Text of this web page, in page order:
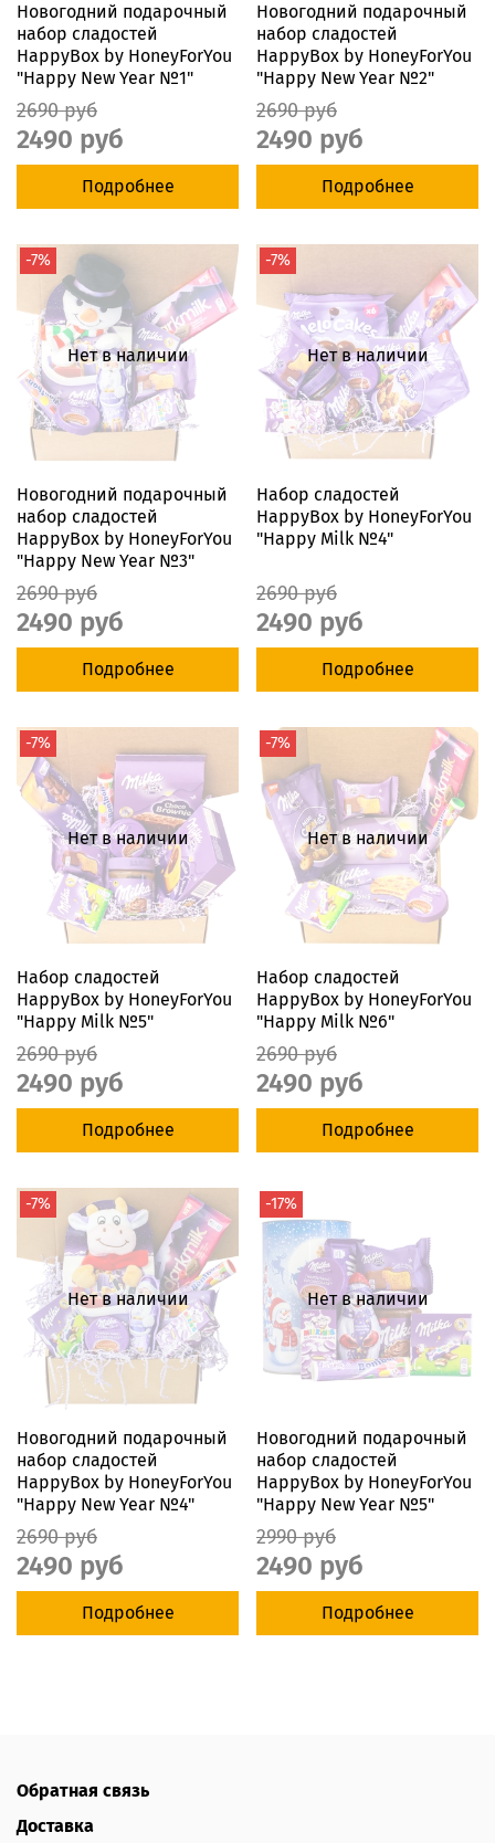
Новогодний подарочный
набор сладостей
HappyBox by HoneyForYou
"Happy New Year №1"
2690 руб
2490 руб
Подробнее
Новогодний подарочный
набор сладостей
HappyBox by HoneyForYou
"Happy New Year №2"
2690 руб
2490 руб
Подробнее
Нет в наличии
-7%
Новогодний подарочный
набор сладостей
HappyBox by HoneyForYou
"Happy New Year №3"
2690 руб
2490 руб
Подробнее
Нет в наличии
-7%
Набор сладостей
HappyBox by HoneyForYou
"Happy Milk №4"
2690 руб
2490 руб
Подробнее
Нет в наличии
-7%
Набор сладостей
HappyBox by HoneyForYou
"Happy Milk №5"
2690 руб
2490 руб
Подробнее
Нет в наличии
-7%
Набор сладостей
HappyBox by HoneyForYou
"Happy Milk №6"
2690 руб
2490 руб
Подробнее
Нет в наличии
-7%
Новогодний подарочный
набор сладостей
HappyBox by HoneyForYou
"Happy New Year №4"
2690 руб
2490 руб
Подробнее
Нет в наличии
-17%
Новогодний подарочный
набор сладостей
HappyBox by HoneyForYou
"Happy New Year №5"
2990 руб
2490 руб
Подробнее
Обратная связь
Доставка